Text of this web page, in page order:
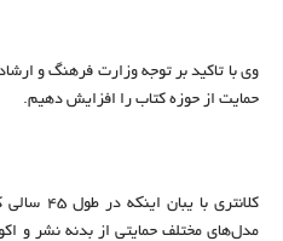
وی با تاکید بر توجه وزارت فرهنگ و
حمایت از حوزه کتاب را افزایش دهیم.
کلانتری
مدل‌های مختلف حمایتی از بدنه نشر و